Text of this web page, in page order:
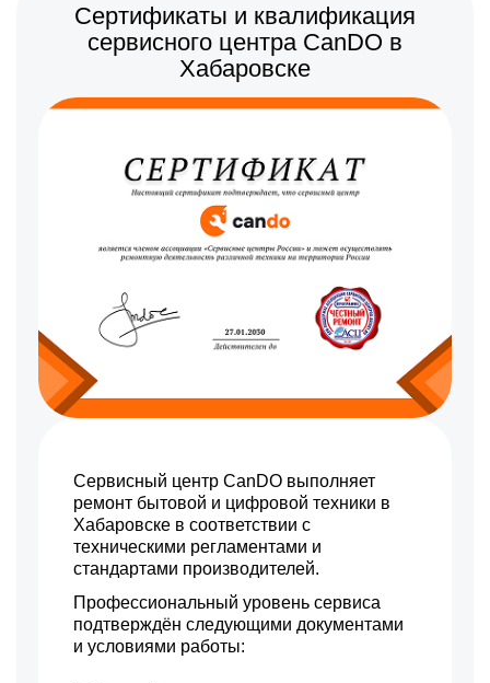
Сертификаты и квалификация
сервисного центра CanDO в
Хабаровске
Сервисный центр CanDO выполняет
ремонт бытовой и цифровой техники в
Хабаровске в соответствии с
техническими регламентами и
стандартами производителей.
Профессиональный уровень сервиса
подтверждён следующими документами
и условиями работы: